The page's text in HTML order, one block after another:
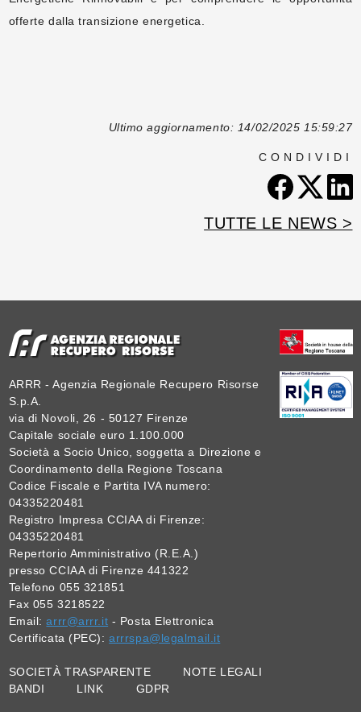
offerte dalla transizione energetica.
Ultimo aggiornamento: 14/02/2025 15:59:27
CONDIVIDI
TUTTE LE NEWS >
ARRR - Agenzia Regionale Recupero Risorse
S.p.A.
via di Novoli, 26 - 50127 Firenze
Capitale sociale euro 1.100.000
Società a Socio Unico, soggetta a Direzione e
Coordinamento della Regione Toscana
Codice Fiscale e Partita IVA numero:
04335220481
Registro Impresa CCIAA di Firenze:
04335220481
Repertorio Amministrativo (R.E.A.)
presso CCIAA di Firenze 441322
Telefono 055 321851
Fax 055 3218522
Email:arrr@arrr.it - Posta Elettronica
Certificata (PEC):arrrspa@legalmail.it
SOCIETÀ TRASPARENTE
NOTE LEGALI
BANDI
LINK GDPR